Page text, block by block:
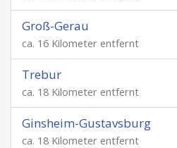
Groß-Gerau
ca. 16 Kilometer entfernt
Trebur
ca. 18 Kilometer entfernt
Ginsheim-Gustavsburg
ca. 18 Kilometer entfernt